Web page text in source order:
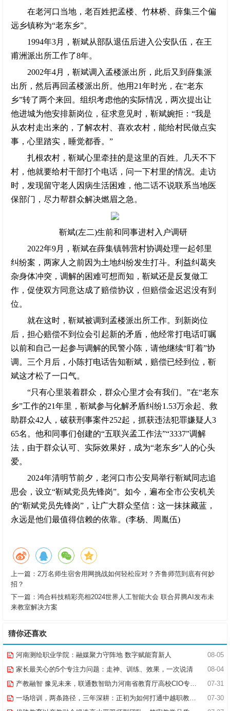
在老河口当地，老百姓把孟楼、竹林桥、薛集三个偏
远乡镇称为“老东乡”。
1994年3月，靳斌从部队退伍后进入公安队伍，在王
甫洲派出所工作了8年。
2002年4月，靳斌调入孟楼派出所，此后又到薛集派
出所，然后再回孟楼派出所。他用21年时光，在“老东
乡”转了两个来回。组织考虑他的实际情况，两次提出让
他进城为他安排新岗位，征求意见时，靳斌婉拒：“我是
从农村走出来的，了解农村、喜欢农村，能给村民做点实
事，心里踏实，睡觉都香。”
扎根农村，靳斌心里牵挂的是这里的百姓。几天不下
村，他就要给村干部打个电话，问一下村里的情况。走访
时，发现留守老人因病生活困难，他二话不说联系当地医
保部门，尽力帮群众解决燃眉之急。
靳斌(左二)生前和同事进村入户调研
2022年9月，靳斌在薛集镇韩营村协调处理一起邻里
纠纷案，两家人之前因为土地纠纷发生打斗。利益纠葛夹
杂身体冲突，调解的困难可想而知，靳斌还是反复做工
作，促使双方同意达成了赔偿协议，但赔偿金迟迟没有到
位。
就在这时，靳斌被调到孟楼派出所工作。到新岗位
后，担心赔偿不到位会引起新的矛盾，他经常打电话叮嘱
以前和自己一起参与调解的民警小陈，请他继续“盯着”协
调。三个月后，小陈打电话告知靳斌，赔偿已经到位，靳
斌这才松了一口气。
“只有心里装着群众，群众心里才会有我们。”在“老东
乡”工作的21年里，靳斌参与化解矛盾纠纷1.53万余起、救
助群众42人，破获刑事案件252起，抓获违法犯罪嫌疑人3
65名。他和同事们创建的“五联兴孟工作法”“3337”调解
法，由于群众认可、实际效果好，成为“老东乡”人的心头
爱。
2024年清明节前夕，老河口市公安局举行靳斌同志追
思会，设立“靳斌党员先锋岗”。如今，遍布全市公安机关
的“靳斌党员先锋岗”，让广大群众坚信：这一抹抹藏蓝，
永远是他们最值得信赖的依靠。(李杨、周胤伍)
上一篇： 2万名师生宿舍用网挑战如何轻松应对？齐鲁师范到底有何妙
招？
下一篇： 鸿合科技精彩亮相2024世界人工智能大会 联合昇腾AI发布未
来教室解决方案
猜你还喜欢
08-05
河南测绘职业学院：融媒聚力守阵地 数字赋能育新人
08-04
家长最关心的5个专注力问题：走神、训练、效果，一次说清
07-31
产教融智 豫见未来，联通数智助力河南省教育厅高校CIO专题研究班共探AI赋能高等教育新路径
07-30
一场培训，两条路径，三年深耕：正初为如何打通中越职教合作的“最后一公里”